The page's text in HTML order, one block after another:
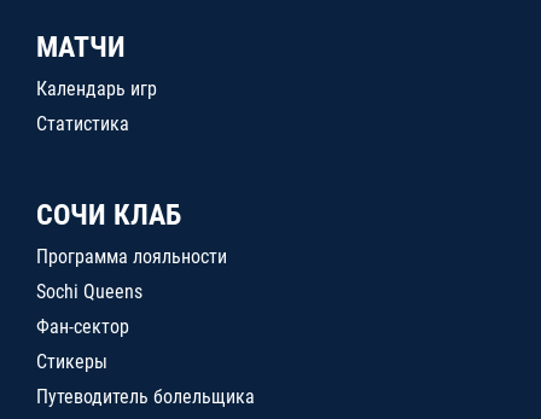
МАТЧИ
Календарь игр
Статистика
СОЧИ КЛАБ
Программа лояльности
Sochi Queens
Фан-сектор
Стикеры
Путеводитель болельщика